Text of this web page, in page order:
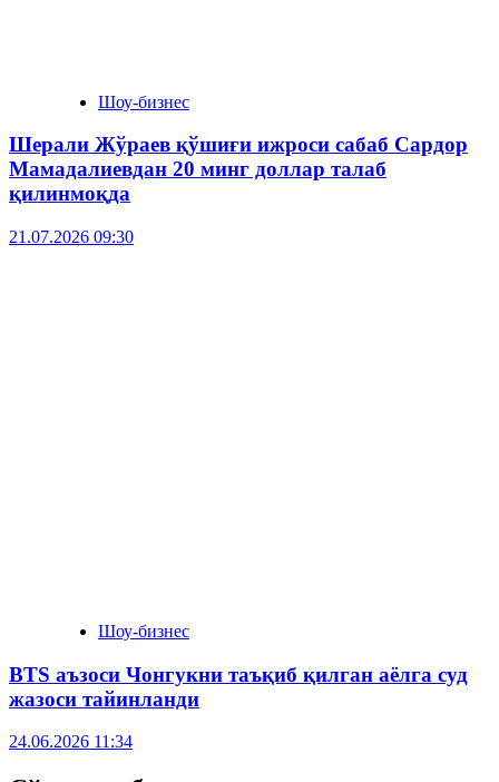
Шоу-бизнес
Шерали Жўраев қўшиғи ижроси сабаб Сардор
Мамадалиевдан 20 минг доллар талаб
қилинмоқда
21.07.2026 09:30
Шоу-бизнес
BTS аъзоси Чонгукни таъқиб қилган аёлга суд
жазоси тайинланди
24.06.2026 11:34